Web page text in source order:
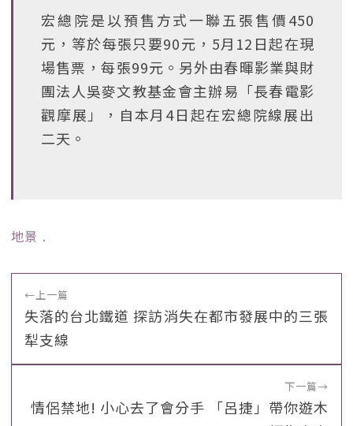
宏總院是以預售方式一聯五張售價450
元，等於每張只要90元，5月12日起在現
場售票，每張99元。另外由春暉影業與財
團法人吳麥文教基金會主辦易「長春電影
觀摩展」，自本月4日起在宏總院線展出
二天。
地景 ﹒
←上一篇
失落的台北鐵道 探訪消失在都市發展中的三張
犁支線
下一篇→
情侶禁地! 小心去了會分手 「呂捷」帶你遊木